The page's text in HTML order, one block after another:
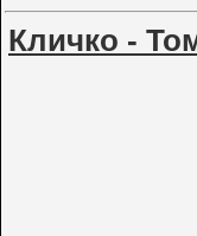
Кличко -